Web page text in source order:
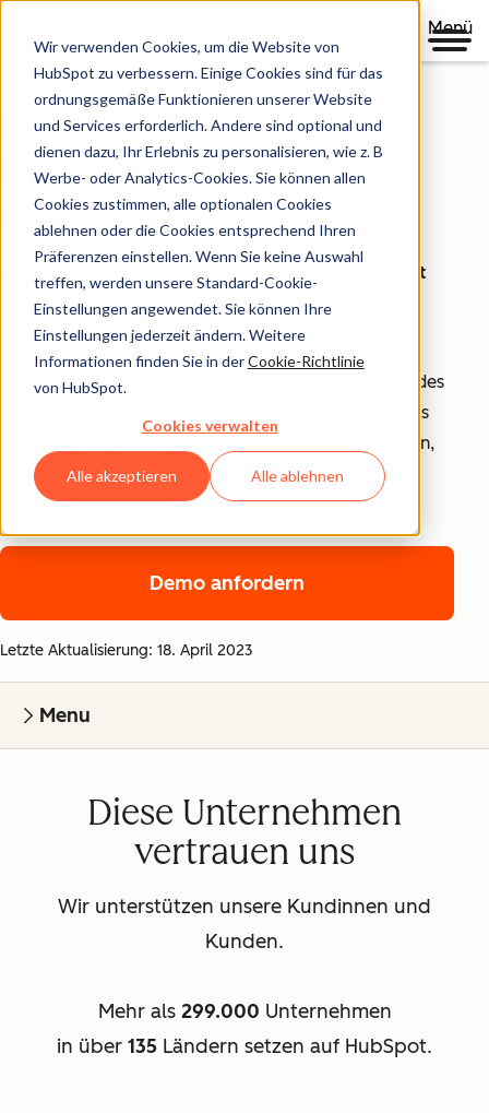
Wir verwenden Cookies, um die Website von
HubSpot zu verbessern. Einige Cookies sind für das
ordnungsgemäße Funktionieren unserer Website
und Services erforderlich. Andere sind optional und
dienen dazu, Ihr Erlebnis zu personalisieren, wie z. B
Werbe- oder Analytics-Cookies. Sie können allen
Cookies zustimmen, alle optionalen Cookies
ablehnen oder die Cookies entsprechend Ihren
Präferenzen einstellen. Wenn Sie keine Auswahl
treffen, werden unsere Standard-Cookie-
Einstellungen angewendet. Sie können Ihre
Einstellungen jederzeit ändern. Weitere
Informationen finden Sie in derCookie-Richtlinie
von HubSpot.
Cookies verwalten
Alle akzeptieren Alle ablehnen
Menü
Sicherheit,
Datenschutzund
Kontroll-
mechanismen
Ihr Unternehmen basiert auf Vertrauen, deshalb ist
HubSpot auch die richtige Wahl für Sie.
HubSpot betrachtet die Bereiche Datensicherheit, -
schutz und -kontrolle ganzheitlich. Deshalb bietet jedes
unserer Produkte sowohl Tools, mit denen Ihre Teams
mühelos Compliance-Anforderungen erfüllen können,
als auch eine Sicherheitsinfrastruktur, die Ihre Daten
schützt.
Demo anfordern
Letzte Aktualisierung: 18. April 2023
Menu
Diese Unternehmen
vertrauen uns
Wir unterstützen unsere Kundinnen und
Kunden.
Mehr als 299.000 Unternehmen
in über 135 Ländern setzen auf HubSpot.